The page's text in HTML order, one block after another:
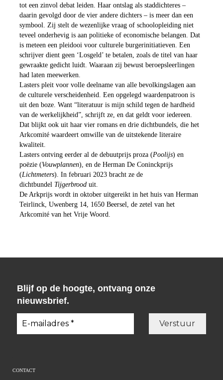
tot een zinvol debat leiden. Haar ontslag als staddichteres –
daarin gevolgd door de vier andere dichters – is meer dan een
symbool. Zij stelt de wezenlijke vraag of schoolopleiding niet
teveel onderhevig is aan politieke of economische belangen. Dat
is meteen een pleidooi voor culturele burgerinitiatieven. Een
schrijver dient geen ‘Losgeld’ te betalen, zoals de titel van haar
gewraakte gedicht luidt. Waaraan zij bewust beroepsleerlingen
had laten meewerken.
Lasters pleit voor volle deelname van alle bevolkingslagen aan
de culturele verscheidenheid. Een opgelegd waardenpatroon is
uit den boze. Want “literatuur is mijn schild tegen de hardheid
van de werkelijkheid”, schrijft ze, en dat geldt voor iedereen.
Dat blijkt ook uit haar vier romans en drie dichtbundels, die het
Arkcomité waardeert omwille van de uitstekende literaire
kwaliteit.
Lasters ontving eerder al de debuutprijs proza (Poolijs) en
poëzie (Vouwplannen), en de Herman De Coninckprijs
(Lichtmeters). In februari 2023 bracht ze de
dichtbundel Tijgerbrood uit.
De Arkprijs wordt in oktober uitgereikt in het huis van Herman
Teirlinck, Uwenberg 14, 1650 Beersel, de zetel van het
Arkcomité van het Vrije Woord.
Blijf op de hoogte, ontvang onze
nieuwsbrief.
CONTACT